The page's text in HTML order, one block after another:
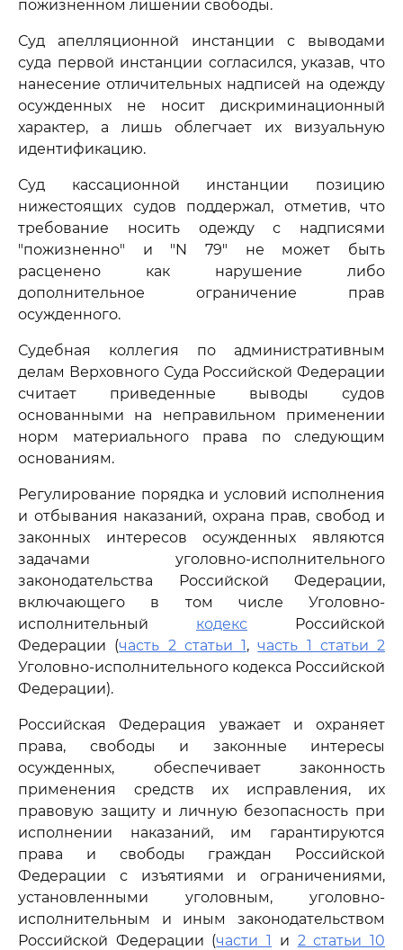
пожизненном лишении свободы.
Суд апелляционной инстанции с выводами
суда первой инстанции согласился, указав, что
нанесение отличительных надписей на одежду
осужденных не носит дискриминационный
характер, а лишь облегчает их визуальную
идентификацию.
Суд кассационной инстанции позицию
нижестоящих судов поддержал, отметив, что
требование носить одежду с надписями
"пожизненно" и "N 79" не может быть
расценено как нарушение либо
дополнительное ограничение прав
осужденного.
Судебная коллегия по административным
делам Верховного Суда Российской Федерации
считает приведенные выводы судов
основанными на неправильном применении
норм материального права по следующим
основаниям.
Регулирование порядка и условий исполнения
и отбывания наказаний, охрана прав, свобод и
законных интересов осужденных являются
задачами уголовно-исполнительного
законодательства Российской Федерации,
включающего в том числе Уголовно-
исполнительный кодекс Российской
Федерации (часть 2 статьи 1,часть 1 статьи 2
Уголовно-исполнительного кодекса Российской
Федерации).
Российская Федерация уважает и охраняет
права, свободы и законные интересы
осужденных, обеспечивает законность
применения средств их исправления, их
правовую защиту и личную безопасность при
исполнении наказаний, им гарантируются
права и свободы граждан Российской
Федерации с изъятиями и ограничениями,
установленными уголовным, уголовно-
исполнительным и иным законодательством
Российской Федерации (части 1 и 2 статьи 10